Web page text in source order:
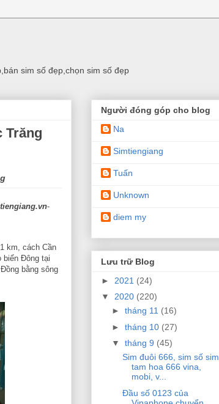
sim số đẹp,chọn sim số đẹp
Trăng
-
km, cách Cần
biển Đông tại
bằng sông
Người đóng góp cho blog
Na
Simtiengiang
Tuấn
Unknown
diem my
Lưu trữ Blog
► 2021 (24)
▼ 2020 (220)
► tháng 11 (16)
► tháng 10 (27)
▼ tháng 9 (45)
Sim đuôi 666, sim số sim
tam hoa 666 vina,
mobi, v...
Đầu số 0123 của